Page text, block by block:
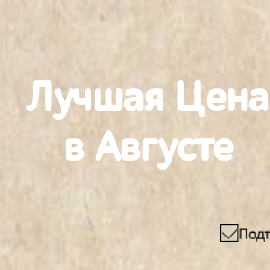
Лучшая Цена
в Августе